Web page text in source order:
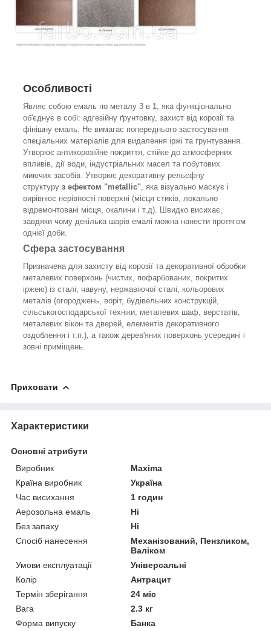
Особливості
Являє собою емаль по металу 3 в 1, яка функціонально
об'єднує в собі: адгезійну ґрунтовку, захист від корозії та
фінішну емаль. Не вимагає попереднього застосування
спеціальних матеріалів для видалення іржі та ґрунтування.
Утворює антикорозійне покриття, стійке до атмосферних
впливів, дії води, індустріальних масел та побутових
миючих засобів. Утворює декоративну рельєфну
структуру з ефектом "metallic" , яка візуально маскує і
вирівнює нерівності поверхні (місця стиків, локально
відремонтовані місця, окалини і т.д). Швидко висихає,
завдяки чому декілька шарів емалі можна нанести протягом
однієї доби.
Сфера застосування
Призначена для захисту від корозії та декоративної обробки
металевих поверхонь (чистих, пофарбованих, покритих
іржею) із сталі, чавуну, нержавіючої сталі, кольорових
металів (огороджень, воріт, будівельних конструкцій,
сільськогосподарської техніки, металевих шаф, верстатів,
металевих вікон та дверей, елементів декоративного
оздоблення і т.п.), а також дерев'яних поверхонь усередині і
зовні приміщень.
Приховати
Характеристики
Основні атрибути
Виробник
Maxima
Країна виробник
Україна
Час висихання
1 годин
Аерозольна емаль
Ні
Без запаху
Ні
Спосіб нанесення
Механізований, Пензликом,
Валіком
Умови експлуатації
Універсальні
Колір
Антрацит
Термін зберігання
24 міс
Вага
2.3 кг
Форма випуску
Банка